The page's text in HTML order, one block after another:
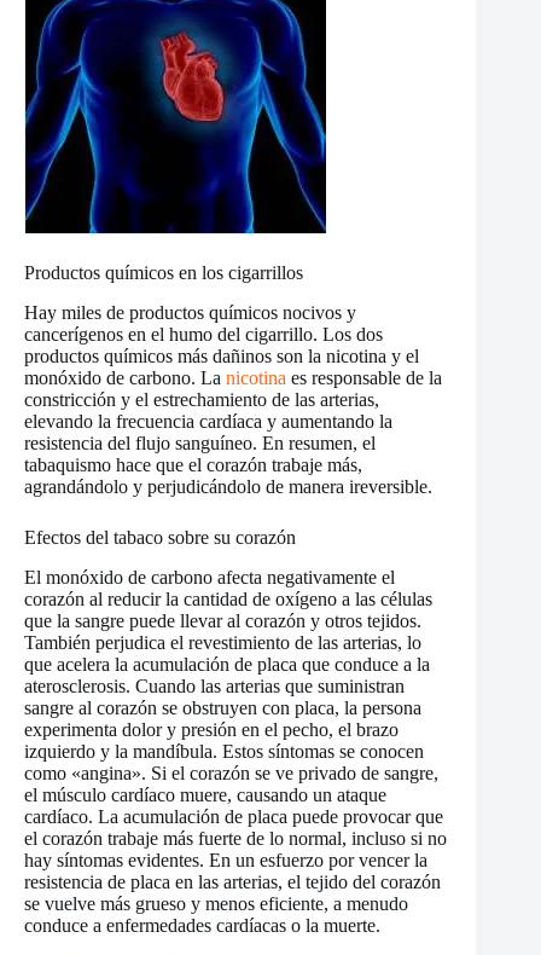
Productos químicos en los cigarrillos
Hay miles de productos químicos nocivos y
cancerígenos en el humo del cigarrillo. Los dos
productos químicos más dañinos son la nicotina y el
monóxido de carbono. La nicotina es responsable de la
constricción y el estrechamiento de las arterias,
elevando la frecuencia cardíaca y aumentando la
resistencia del flujo sanguíneo. En resumen, el
tabaquismo hace que el corazón trabaje más,
agrandándolo y perjudicándolo de manera ireversible.
Efectos del tabaco sobre su corazón
El monóxido de carbono afecta negativamente el
corazón al reducir la cantidad de oxígeno a las células
que la sangre puede llevar al corazón y otros tejidos.
También perjudica el revestimiento de las arterias, lo
que acelera la acumulación de placa que conduce a la
aterosclerosis. Cuando las arterias que suministran
sangre al corazón se obstruyen con placa, la persona
experimenta dolor y presión en el pecho, el brazo
izquierdo y la mandíbula. Estos síntomas se conocen
como «angina». Si el corazón se ve privado de sangre,
el músculo cardíaco muere, causando un ataque
cardíaco. La acumulación de placa puede provocar que
el corazón trabaje más fuerte de lo normal, incluso si no
hay síntomas evidentes. En un esfuerzo por vencer la
resistencia de placa en las arterias, el tejido del corazón
se vuelve más grueso y menos eficiente, a menudo
conduce a enfermedades cardíacas o la muerte.